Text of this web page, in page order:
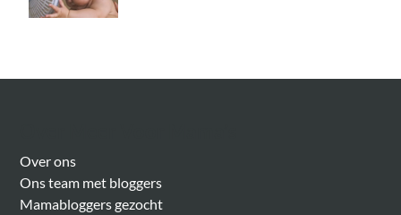
Over ons
Ons team met bloggers
Mamabloggers gezocht